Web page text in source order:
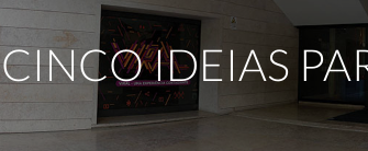
CINCO IDEIAS